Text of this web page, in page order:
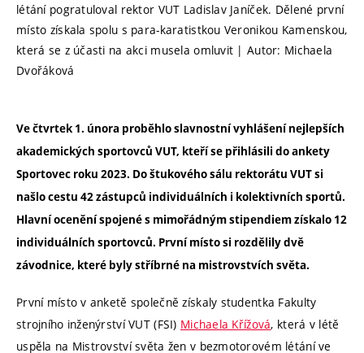
létání pogratuloval rektor VUT Ladislav Janíček. Dělené první
místo získala spolu s para-karatistkou Veronikou Kamenskou,
která se z účasti na akci musela omluvit | Autor: Michaela
Dvořáková
Ve čtvrtek 1. února proběhlo slavnostní vyhlášení nejlepších
akademických sportovců VUT, kteří se přihlásili do ankety
Sportovec roku 2023. Do štukového sálu rektorátu VUT si
našlo cestu 42 zástupců individuálních i kolektivních sportů.
Hlavní ocenění spojené s mimořádným stipendiem získalo 12
individuálních sportovců. První místo si rozdělily dvě
závodnice, které byly stříbrné na mistrovstvích světa.
První místo v anketě společně získaly studentka Fakulty
strojního inženýrství VUT (FSI) Michaela Křížová, která v létě
uspěla na Mistrovství světa žen v bezmotorovém létání ve